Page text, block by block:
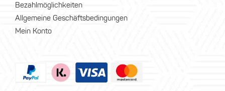
Bezahlmöglichkeiten
Allgemeine Geschäftsbedingungen
Mein Konto